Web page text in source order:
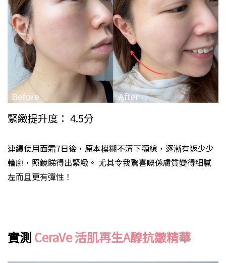
緊緻提升度： 4.5分
連續使用面霜7日後，原本模糊不清下顎線，逐漸有返少少
輪廓，照鏡睇得出緊緻。 尤其令我驚喜嘅係膚質變得細膩
左而且更有彈性！
實測 CeraVe 活肌再生A醇抗皺精華